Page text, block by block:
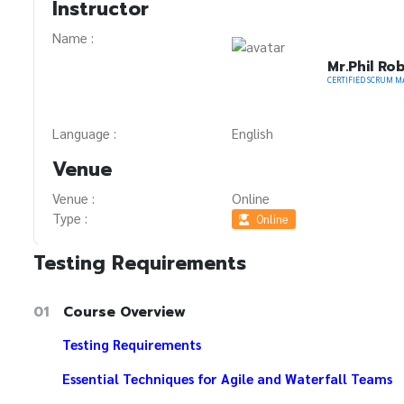
Instructor
Name :
Mr.Phil
Language : English
Venue
Venue :
Online
Type :
Online
Testing Requirements
01 Course Overview
Testing Requirements
Essential Techniques for Agile and Waterfall Teams